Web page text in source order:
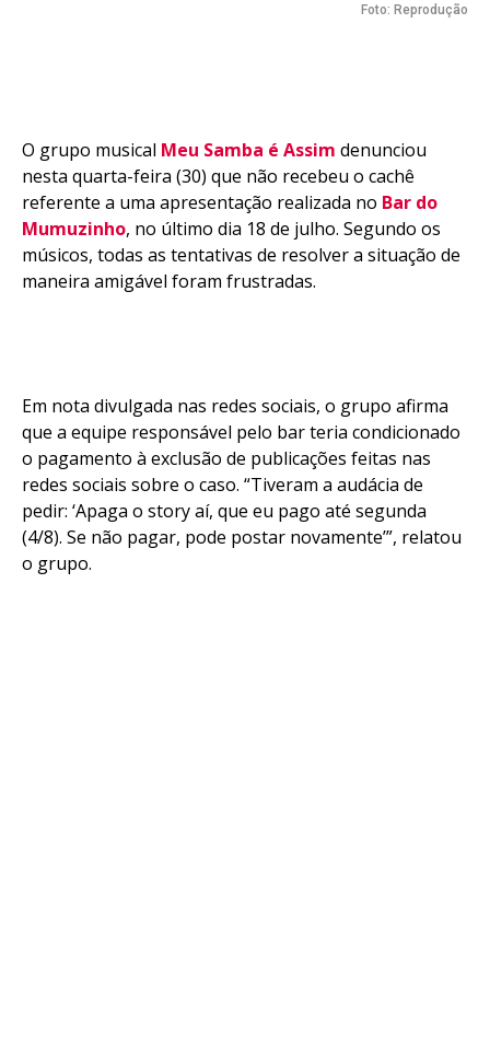
Foto: Reprodução
O grupo musical Meu Samba é Assim denunciou
nesta quarta-feira (30) que não recebeu o cachê
referente a uma apresentação realizada no Bar do
Mumuzinho, no último dia 18 de julho. Segundo os
músicos, todas as tentativas de resolver a situação de
maneira amigável foram frustradas.
Em nota divulgada nas redes sociais, o grupo afirma
que a equipe responsável pelo bar teria condicionado
o pagamento à exclusão de publicações feitas nas
redes sociais sobre o caso. “Tiveram a audácia de
pedir: ‘Apaga o story aí, que eu pago até segunda
(4/8). Se não pagar, pode postar novamente’”, relatou
o grupo.
Flipboard
Reddit